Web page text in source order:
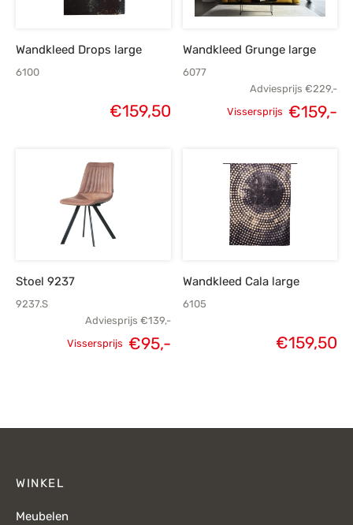
Wandkleed Drops large
6100
€159,50
Wandkleed Grunge large
6077
Adviesprijs €229,-
€229,-.
Vissersprijs €159,-
Stoel 9237
9237.S
Adviesprijs €139,-
Oorspronkelijke
Vissersprijs €95,-Huidige
Wandkleed Cala large
6105
€159,50
WINKEL
Meubelen